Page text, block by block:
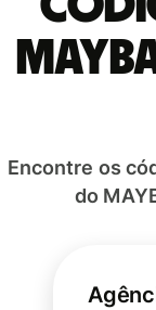
Encontre os
do